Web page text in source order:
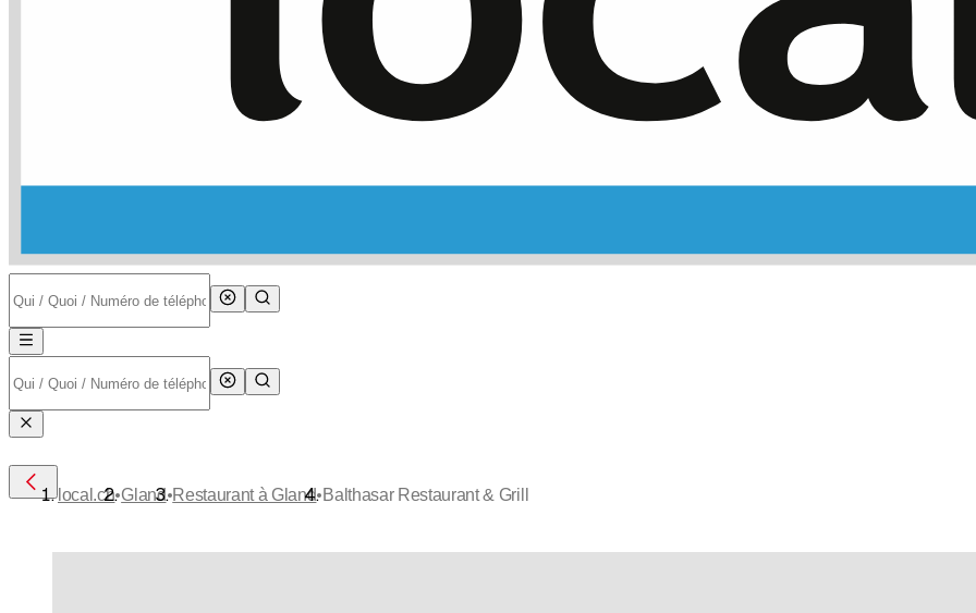
local.ch•Gland•Restaurant à Gland•Balthasar Restaurant & Grill